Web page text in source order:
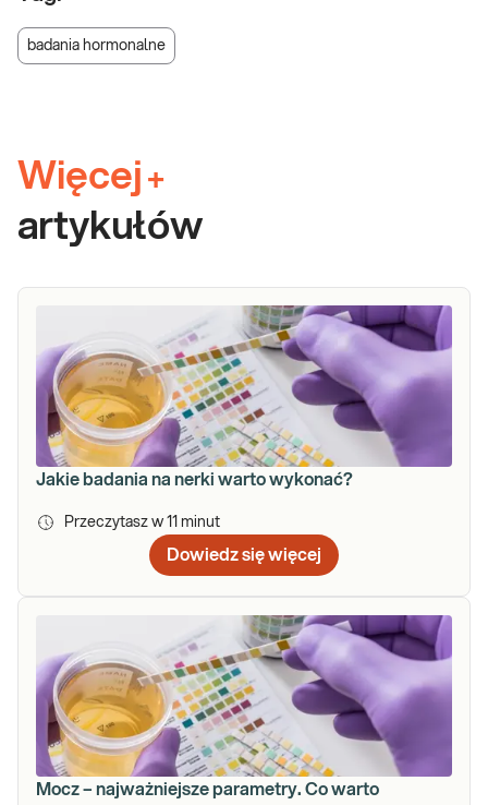
badania hormonalne
Więcej +
artykułów
Jakie badania na nerki warto wykonać?
Przeczytasz w 11 minut
Dowiedz się więcej
Mocz – najważniejsze parametry. Co warto